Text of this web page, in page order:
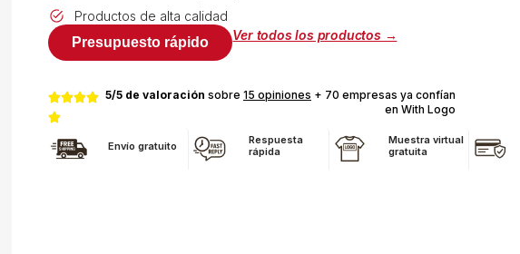
Productos de alta calidad
Presupuesto rápido
Ver todos los productos →
5/5 de valoración sobre 15 opiniones + 70 empresas ya confían
en With Logo
Envío gratuito
Respuesta
rápida
Muestra virtual
gratuita